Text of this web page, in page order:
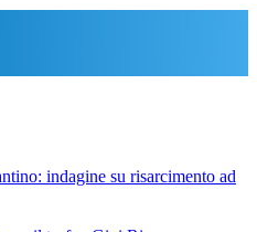
indagine su risarcimento ad